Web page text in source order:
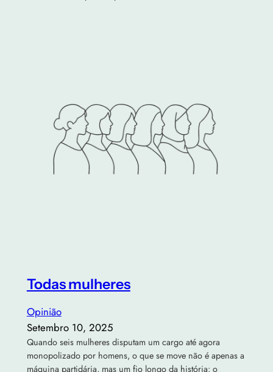
Todas mulheres
Opinião
Setembro 10, 2025
Quando seis mulheres disputam um cargo até agora
monopolizado por homens, o que se move não é apenas a
máquina partidária, mas um fio longo da história: o